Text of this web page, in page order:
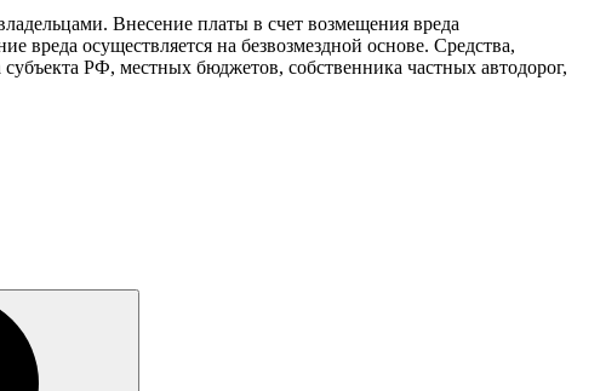
Внесение платы в счет возмещения вреда
вреда осуществляется на безвозмездной основе. Средства,
РФ, местных бюджетов, собственника частных автодорог,